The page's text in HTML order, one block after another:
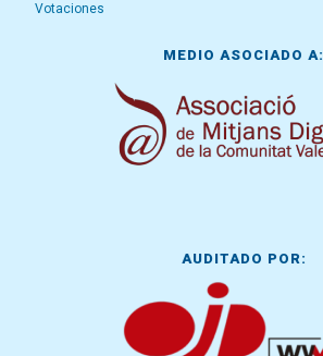
Votaciones
MEDIO ASOCIADO A:
AUDITADO POR: